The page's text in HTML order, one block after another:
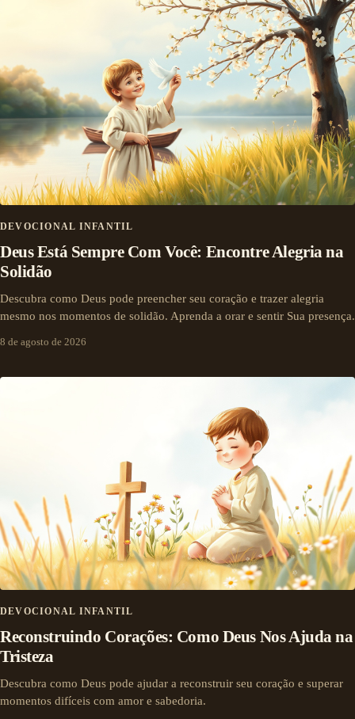
DEVOCIONAL INFANTIL
Deus Está Sempre Com Você: Encontre Alegria na
Solidão
Descubra como Deus pode preencher seu coração e trazer alegria
mesmo nos momentos de solidão. Aprenda a orar e sentir Sua presença.
8 de agosto de 2026
DEVOCIONAL INFANTIL
Reconstruindo Corações: Como Deus Nos Ajuda na
Tristeza
Descubra como Deus pode ajudar a reconstruir seu coração e superar
momentos difíceis com amor e sabedoria.